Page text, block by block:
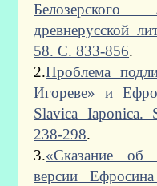
древнерусской
58. С. 833-856.
2.Проблема
Игореве» и
Slavica Iaponica.
238-298.
3.«Сказание об
версии